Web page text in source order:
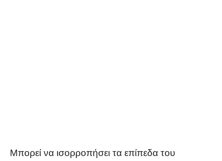
Μπορεί να ισορροπήσει τα επίπεδα του